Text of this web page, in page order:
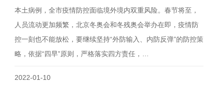
本土病例，全市疫情防控面临境外境内双重风险。春节将至，
人员流动更加频繁，北京冬奥会和冬残奥会举办在即，疫情防
控一刻也不能放松，要继续坚持“外防输入、内防反弹”的防控策
略，依据“四早”原则，严格落实四方责任，…
2022-01-10